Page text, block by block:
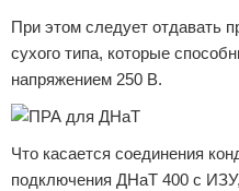
При этом следует отдавать
сухого типа, которые
напряжением 250 В.
Что касается соединения
подключения ДНаТ 400 с